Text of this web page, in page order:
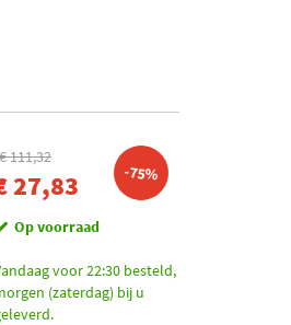
€ 111,32
27,83 -75%
Op voorraad
voor 22:30 besteld,
(zaterdag) bij u